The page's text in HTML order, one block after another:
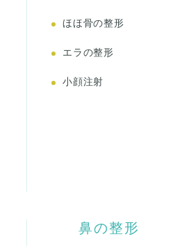
ほほ骨の整形
エラの整形
小顔注射
鼻の整形